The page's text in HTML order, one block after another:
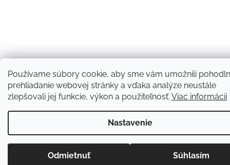
Používame súbory cookie, aby sme vám umožnili
prehliadanie webovej stránky a vďaka analýze neustále
zlepšovali jej funkcie, výkon a použiteľnosť. Viac informácií
Nastavenie
Odmietnuť Súhlasím